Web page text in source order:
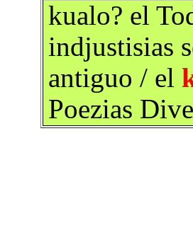
kualo? el
indjustisias
antiguo / el
Poezias